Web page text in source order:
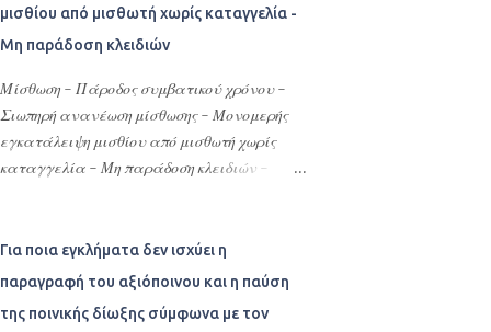
σκοπό να βοηθήσει όσους ενδιαφέρονται για
την σύνταξη Δικογράφων!!!!
διαδίκων αντιμετωπίζεται προσωρινά,
σχέσεις τους, ως προς τις οποίες έχει
ανακύψει έριδα και εφόσον υπάρχει άμεση
και πιεστική ανάγκη [επείγουσα περίπτωση]
να ενεργοποιηθούν ως τότε ή ανάλογα να
αδρανοποιηθούν, εν άλω ή εν μέρει, για να
πιθανολογούμενο αποτέλεσμα της κύριας
κατάστασης έχει ευρύτερο αντικείμενο από
την απλή εξασφάλιση ή διατήρηση του
μισθίου από μισθωτή χωρίς καταγγελία -
Μη παράδοση κλειδιών
Μίσθωση - Πάροδος συμβατικού χρόνου -
Σιωπηρή ανανέωση μίσθωσης - Μονομερής
εγκατάλειψη μισθίου από μισθωτή χωρίς
καταγγελία - Μη παράδοση κλειδιών -
καταχρηστικής άσκησης δικαιώματος -
Ένσταση συντρέχοντος πταίσματος -.
Για ποια εγκλήματα δεν ισχύει η
παραγραφή του αξιόποινου και η παύση
της ποινικής δίωξης σύμφωνα με τον